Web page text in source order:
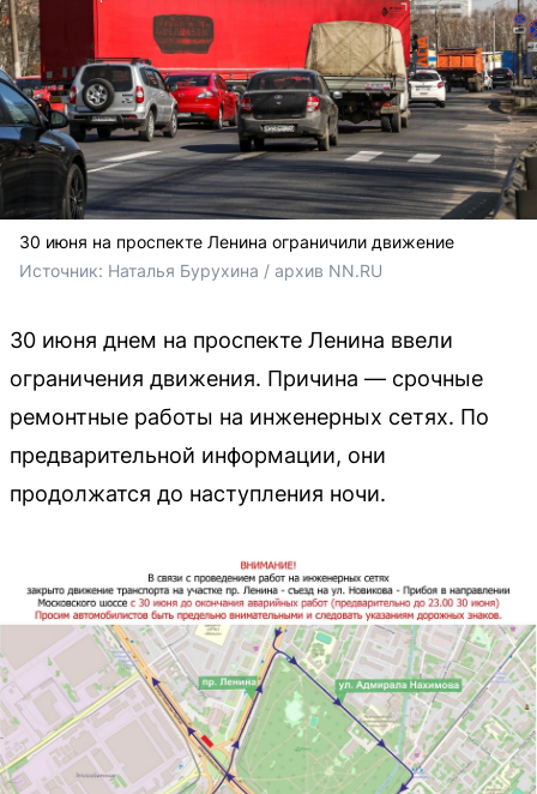
30 июня на проспекте Ленина ограничили движение
Источник: Наталья Бурухина / архив NN.RU
30 июня днем на проспекте Ленина ввели
ограничения движения. Причина — срочные
ремонтные работы на инженерных сетях. По
предварительной информации, они
продолжатся до наступления ночи.